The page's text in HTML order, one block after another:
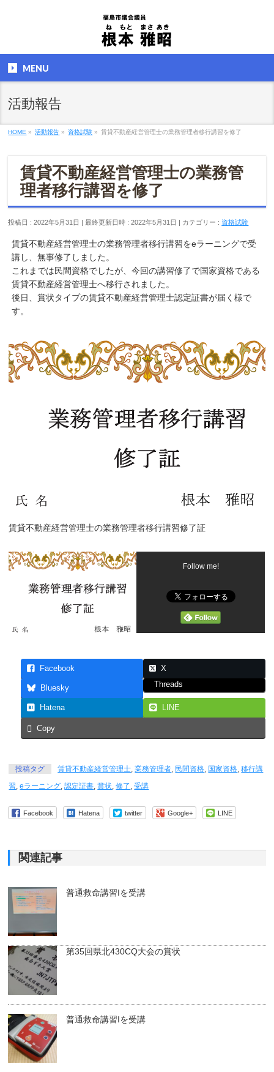
MENU
活動報告
HOME » 活動報告 » 資格試験 » 賃貸不動産経営管理士の業務管理者移行講習を修了
賃貸不動産経営管理士の業務管
理者移行講習を修了
投稿日 : 2022年5月31日 最終更新日時 : 2022年5月31日 カテゴリー : 資格試験
賃貸不動産経営管理士の業務管理者移行講習をeラーニングで受
講し、無事修了しました。
これまでは民間資格でしたが、今回の講習修了で国家資格である
賃貸不動産経営管理士へ移行されました。
後日、賞状タイプの賃貸不動産経営管理士認定証書が届く様で
す。
賃貸不動産経営管理士の業務管理者移行講習修了証
Follow me!
Facebook X
Bluesky Threads
Hatena LINE
Copy
投稿タグ 賃貸不動産経営管理士,業務管理者, 民間資格, 国家資格,移行講
習,eラーニング,認定証書,賞状,修了 ,受講
Facebook Hatena twitter Google+ LINE
関連記事
普通救命講習Iを受講
第35回県北430CQ大会の賞状
普通救命講習Iを受講